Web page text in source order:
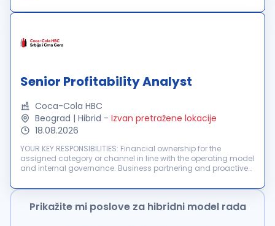
Senior Profitability Analyst
Coca-Cola HBC
Beograd | Hibrid - Izvan pretražene lokacije
18.08.2026
YOUR KEY RESPONSIBILITIES: Financial ownership for the
assigned category or channel in line with the operating model
and internal governance. Business partnering and proactive
budgets, financia...
Prikažite mi poslove za hibridni model rada